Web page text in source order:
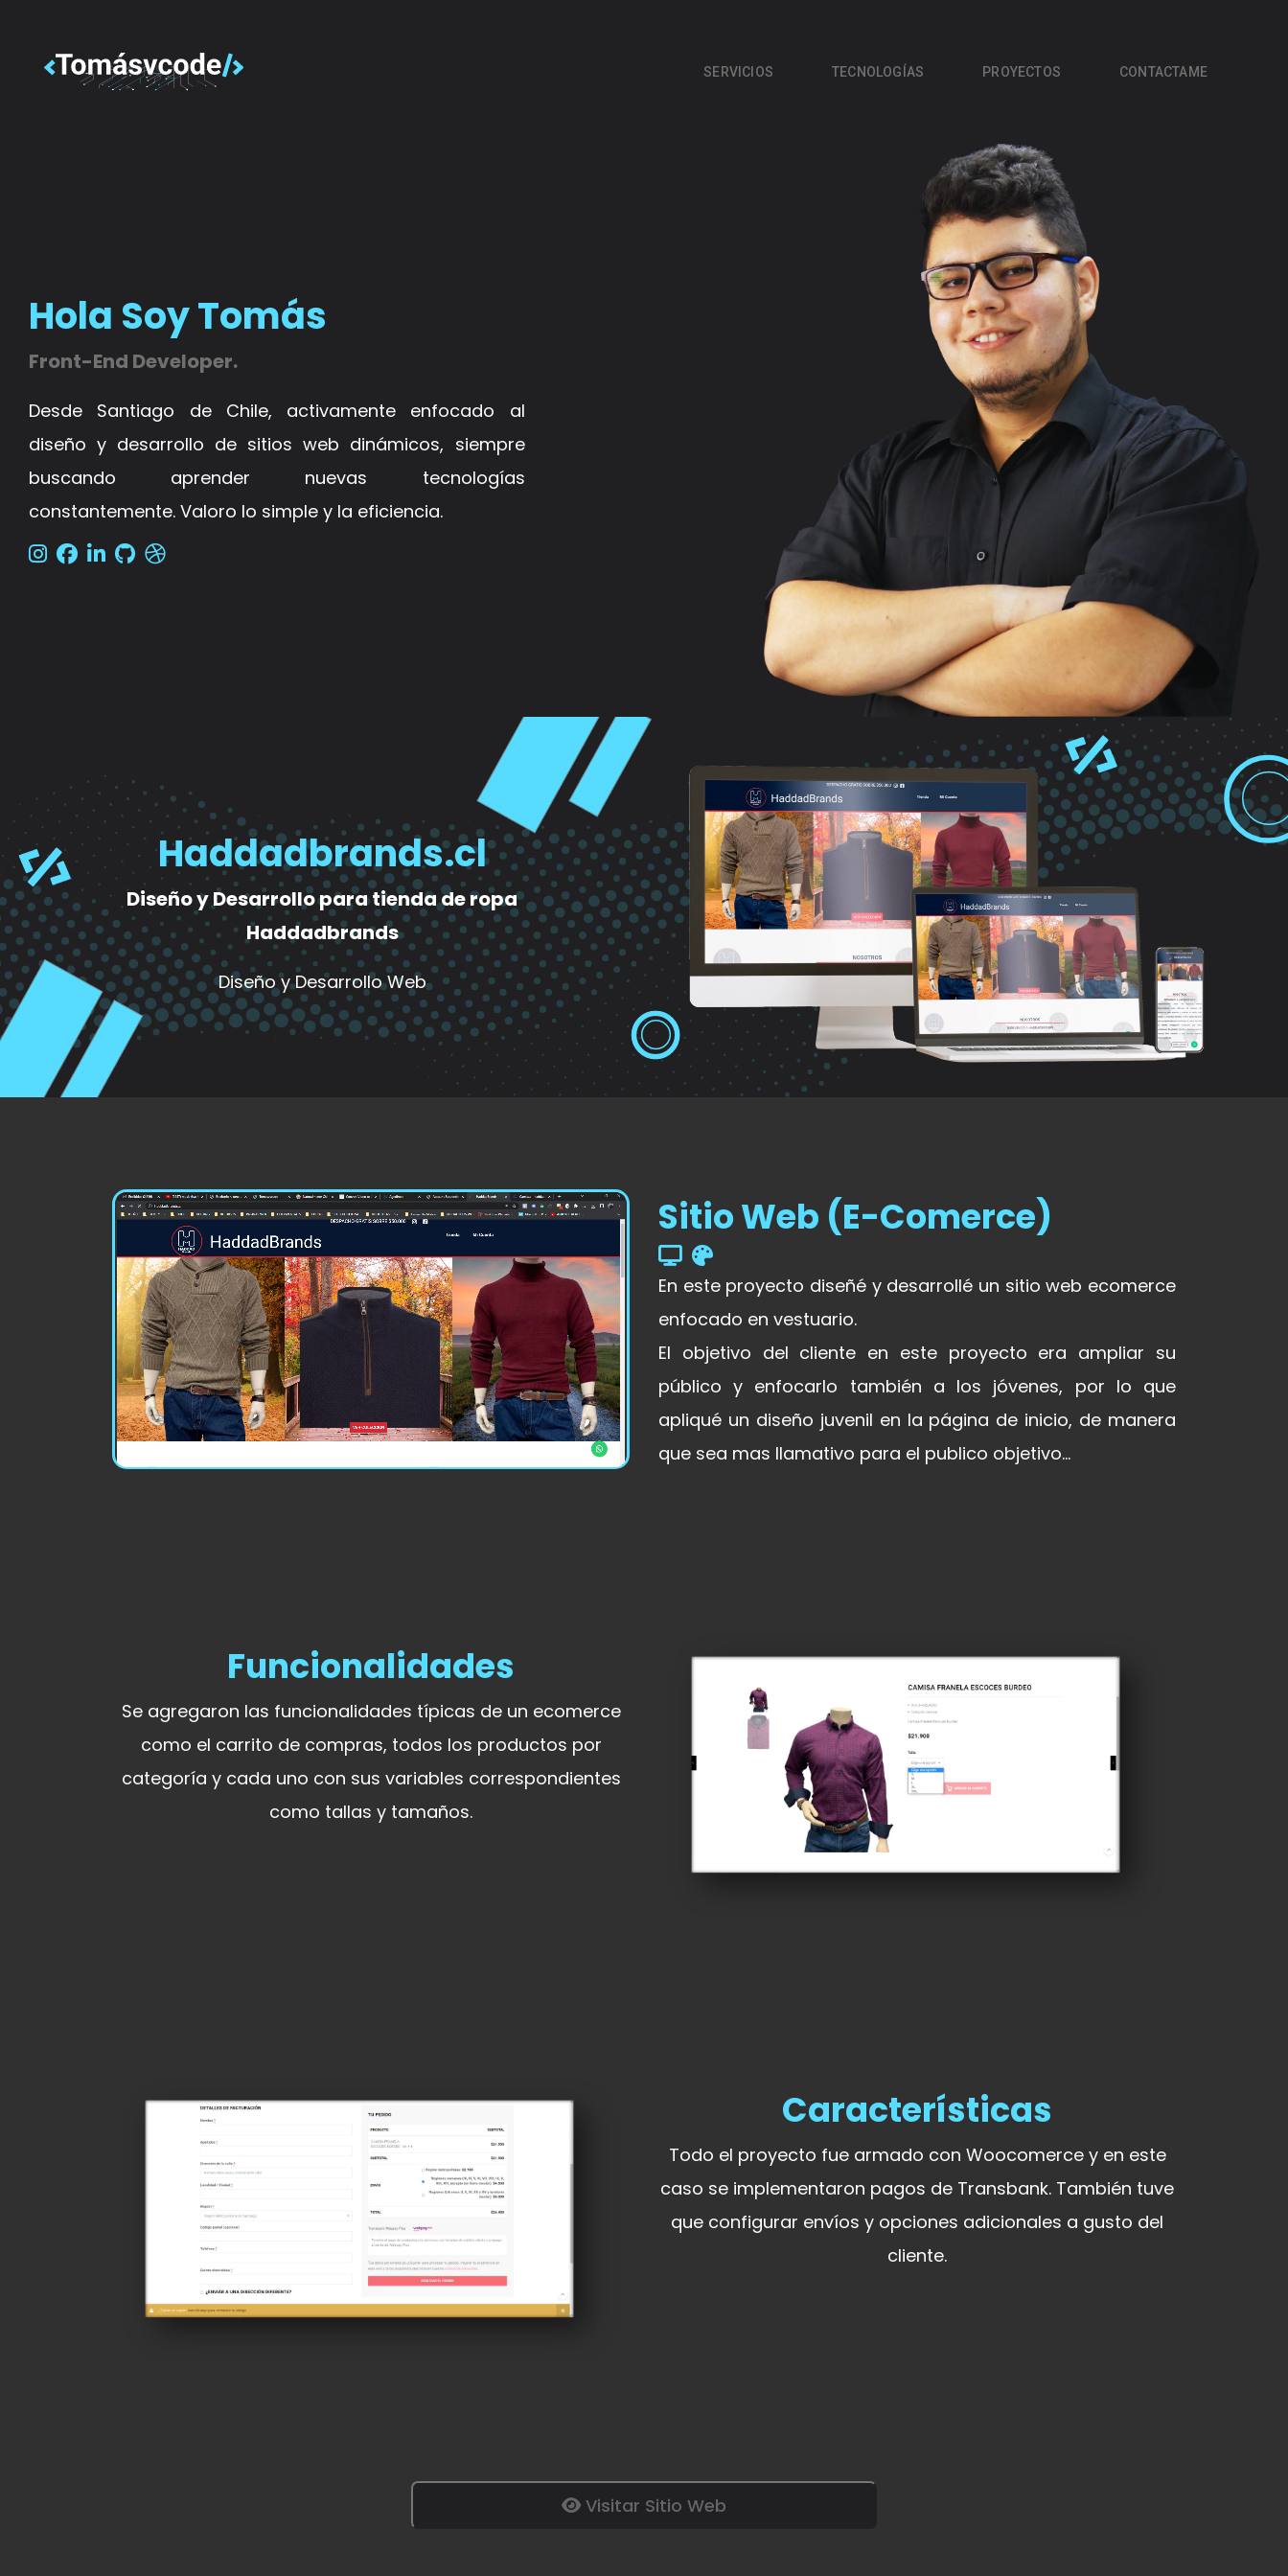
SERVICIOS TECNOLOGÍAS PROYECTOS CONTACTAME
Hola Soy Tomás
Front-End Developer.
Desde Santiago de Chile, activamente enfocado al
diseño y desarrollo de sitios web dinámicos, siempre
buscando aprender nuevas tecnologías
constantemente. Valoro lo simple y la eficiencia.
Haddadbrands.cl
Diseño y Desarrollo para tienda de ropa
Haddadbrands
Diseño y Desarrollo Web
Sitio Web (E-Comerce)
En este proyecto diseñé y desarrollé un sitio web ecomerce
enfocado en vestuario.
El objetivo del cliente en este proyecto era ampliar su
público y enfocarlo también a los jóvenes, por lo que
apliqué un diseño juvenil en la página de inicio, de manera
que sea mas llamativo para el publico objetivo...
Funcionalidades
Se agregaron las funcionalidades típicas de un ecomerce
como el carrito de compras, todos los productos por
categoría y cada uno con sus variables correspondientes
como tallas y tamaños.
Características
Todo el proyecto fue armado con Woocomerce y en este
caso se implementaron pagos de Transbank. También tuve
que configurar envíos y opciones adicionales a gusto del
cliente.
Visitar Sitio Web